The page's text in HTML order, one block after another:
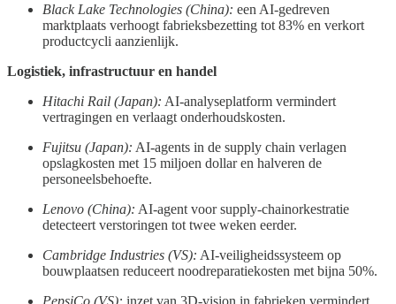
Black Lake Technologies (China): een AI-gedreven
marktplaats verhoogt fabrieksbezetting tot 83% en verkort
productcycli aanzienlijk.
Logistiek, infrastructuur en handel
Hitachi Rail (Japan): AI-analyseplatform vermindert
vertragingen en verlaagt onderhoudskosten.
Fujitsu (Japan): AI-agents in de supply chain verlagen
opslagkosten met 15 miljoen dollar en halveren de
personeelsbehoefte.
Lenovo (China): AI-agent voor supply-chain­orkestratie
detecteert verstoringen tot twee weken eerder.
Cambridge Industries (VS): AI-veiligheidssysteem op
bouwplaatsen reduceert noodreparatiekosten met bijna 50%.
PepsiCo (VS): inzet van 3D-vision in fabrieken vermindert